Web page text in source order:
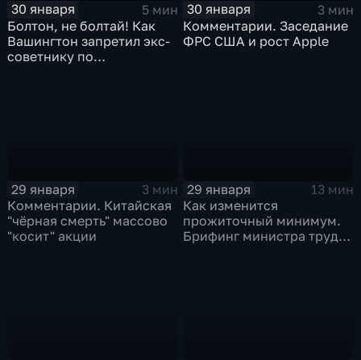
30 января
5 мин
Болтон, не болтай! Как
Вашингтон запретил экс-
советнику по
30 января
3 мин
Комментарии. Заседание
ФРС США и рост Apple
29 января
3 мин
Комментарии. Китайская
"чёрная смерть" массово
"косит" акции
29 января
13 мин
Как изменится
прожиточный минимум.
Брифинг министра труда